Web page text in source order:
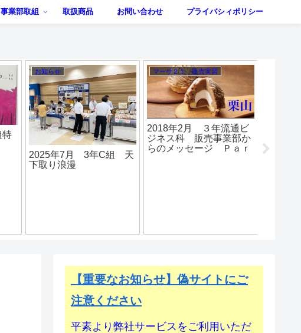
事業部取組 取扱商品 お問い合わせ プライバシィポリシー
お知らせ
2020年9月 プロに学ぶ
カメラ上達講座 3年G組
お知らせ
2023年5月 3年D組
お知らせ
2017年11月
販売実習
【重要なお知らせ】偽サイトにご
注意ください
平素より弊社サービスをご利用いただ